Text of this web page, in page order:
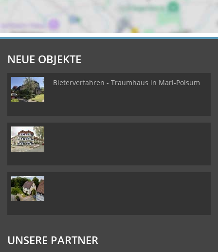
NEUE OBJEKTE
Bieterverfahren - Traumhaus in Marl-Polsum
UNSERE PARTNER